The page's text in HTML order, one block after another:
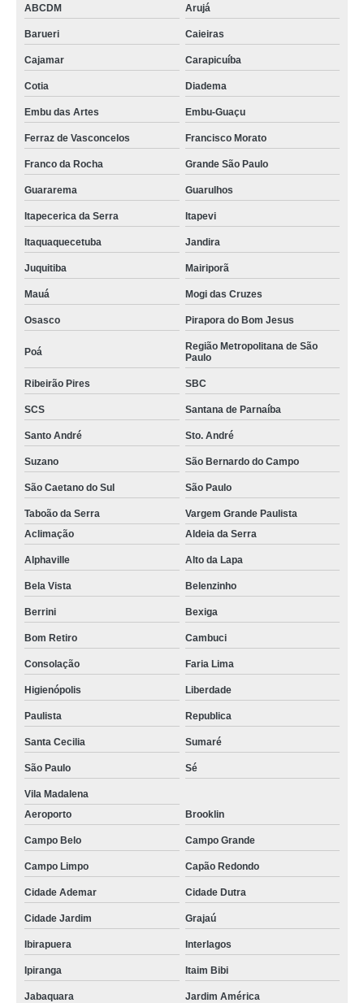
ABCDM Arujá
Barueri Caieiras
Cajamar Carapicuíba
Cotia Diadema
Embu das Artes Embu-Guaçu
Ferraz de Vasconcelos Francisco Morato
Franco da Rocha Grande São Paulo
Guararema Guarulhos
Itapecerica da Serra Itapevi
Itaquaquecetuba Jandira
Juquitiba Mairiporã
Mauá Mogi das Cruzes
Osasco Pirapora do Bom Jesus
Poá
Região Metropolitana de São
Paulo
Ribeirão Pires SBC
SCS Santana de Parnaíba
Santo André Sto. André
Suzano São Bernardo do Campo
São Caetano do Sul São Paulo
Taboão da Serra
Vargem Grande Paulista
Aclimação
Aldeia da Serra
Alphaville Alto da Lapa
Bela Vista Belenzinho
Berrini Bexiga
Bom Retiro Cambuci
Consolação Faria Lima
Higienópolis Liberdade
Paulista Republica
Santa Cecilia Sumaré
São Paulo Sé
Vila Madalena
Aeroporto
Brooklin
Campo Belo Campo Grande
Campo Limpo Capão Redondo
Cidade Ademar Cidade Dutra
Cidade Jardim Grajaú
Ibirapuera Interlagos
Ipiranga Itaim Bibi
Jabaquara Jardim América